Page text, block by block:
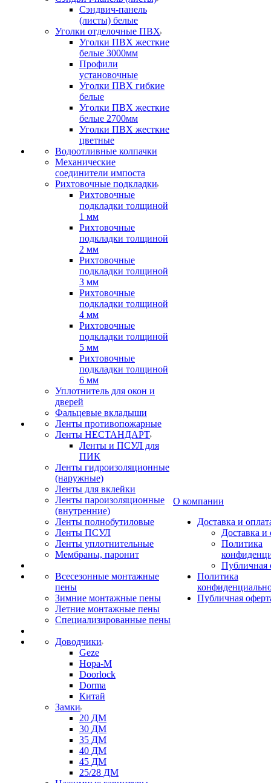
Сэндвич-панель
(листы) белые
Уголки отделочные ПВХ
Уголки ПВХ жесткие
белые 3000мм
Профили
установочные
Уголки ПВХ гибкие
белые
Уголки ПВХ жесткие
белые 2700мм
Уголки ПВХ жесткие
цветные
Водоотливные колпачки
Механические
соединители импоста
Рихтовочные подкладки
Рихтовочные
подкладки толщиной
1 мм
Рихтовочные
подкладки толщиной
2 мм
Рихтовочные
подкладки толщиной
3 мм
Рихтовочные
подкладки толщиной
4 мм
Рихтовочные
подкладки толщиной
5 мм
Рихтовочные
подкладки толщиной
6 мм
Уплотнитель для окон и
дверей
Фальцевые вкладыши
Ленты противопожарные
Ленты НЕСТАНДАРТ
Ленты и ПСУЛ для
ПИК
Ленты гидроизоляционные
(наружные)
Ленты для вклейки
Ленты пароизоляционные
(внутренние)
Ленты полнобутиловые
Ленты ПСУЛ
Ленты уплотнительные
Мембраны, паронит
Всесезонные монтажные
пены
Зимние монтажные пены
Летние монтажные пены
Специализированные пены
Доводчики
Geze
Нора-М
Doorlock
Dorma
Китай
Замки
20 ДМ
30 ДМ
35 ДМ
40 ДМ
45 ДМ
25/28 ДМ
О компании
Доставка и
Доставка и
Политика
Публичная
Политика
Публичная